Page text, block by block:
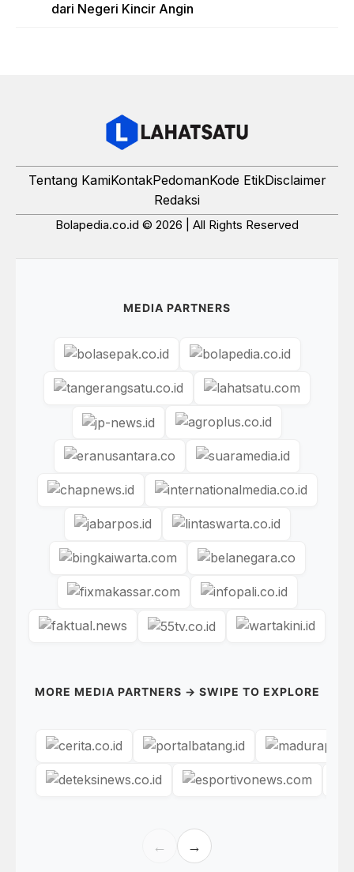
dari Negeri Kincir Angin
Tentang KamiKontakPedomanKode EtikDisclaimer
Redaksi
Bolapedia.co.id © 2026 | All Rights Reserved
MEDIA PARTNERS
MORE MEDIA PARTNERS → SWIPE TO EXPLORE
← →